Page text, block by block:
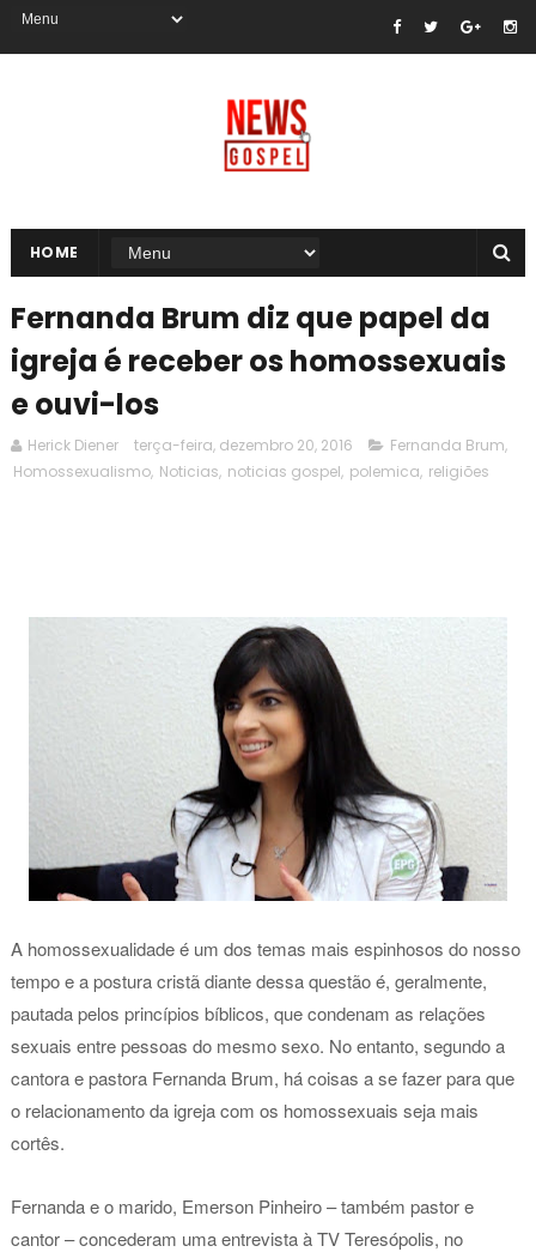
HOME
Fernanda Brum diz que papel da
igreja é receber os homossexuais
e ouvi-los
Herick Diener terça-feira, dezembro 20, 2016 Fernanda Brum,
Homossexualismo, Noticias, noticias gospel, polemica, religiões
A homossexualidade é um dos temas mais espinhosos do nosso
tempo e a postura cristã diante dessa questão é, geralmente,
pautada pelos princípios bíblicos, que condenam as relações
sexuais entre pessoas do mesmo sexo. No entanto, segundo a
cantora e pastora Fernanda Brum, há coisas a se fazer para que
o relacionamento da igreja com os homossexuais seja mais
cortês.
Fernanda e o marido, Emerson Pinheiro – também pastor e
cantor – concederam uma entrevista à TV Teresópolis, no